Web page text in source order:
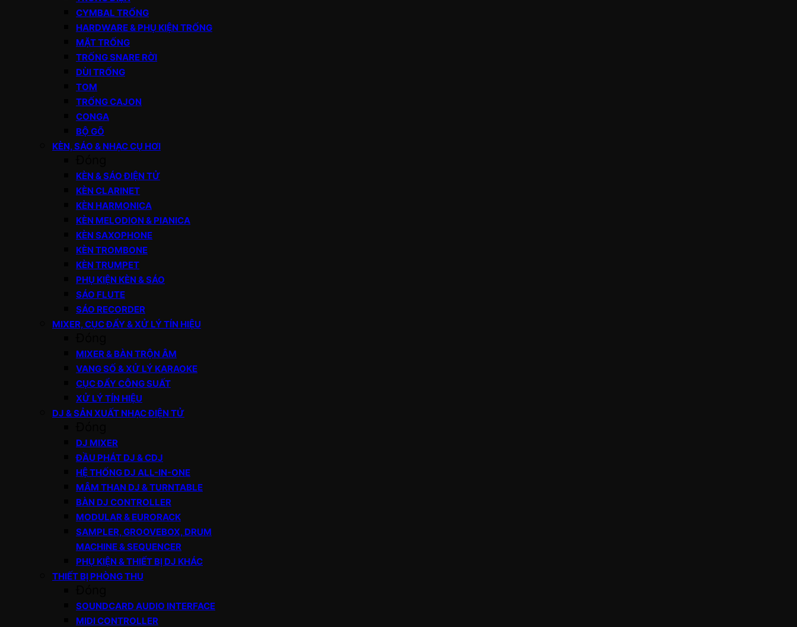
CYMBAL TRỐNG
HARDWARE & PHỤ KIỆN TRỐNG
MẶT TRỐNG
TRỐNG SNARE RỜI
DÙI TRỐNG
TOM
TRỐNG CAJON
CONGA
BỘ GÕ
KÈN, SÁO & NHẠC CỤ HƠI
KÈN & SÁO ĐIỆN TỬ
KÈN CLARINET
KÈN HARMONICA
KÈN MELODION & PIANICA
KÈN SAXOPHONE
KÈN TROMBONE
KÈN TRUMPET
PHỤ KIỆN KÈN & SÁO
SÁO FLUTE
SÁO RECORDER
MIXER, CỤC ĐẨY & XỬ LÝ TÍN HIỆU
MIXER & BÀN TRỘN ÂM
VANG SỐ & XỬ LÝ KARAOKE
CỤC ĐẨY CÔNG SUẤT
XỬ LÝ TÍN HIỆU
DJ & SẢN XUẤT NHẠC ĐIỆN TỬ
DJ MIXER
ĐẦU PHÁT DJ & CDJ
HỆ THỐNG DJ ALL-IN-ONE
MÂM THAN DJ & TURNTABLE
BÀN DJ CONTROLLER
MODULAR & EURORACK
SAMPLER, GROOVEBOX, DRUM
MACHINE & SEQUENCER
PHỤ KIỆN & THIẾT BỊ DJ KHÁC
THIẾT BỊ PHÒNG THU
SOUNDCARD AUDIO INTERFACE
MIDI CONTROLLER